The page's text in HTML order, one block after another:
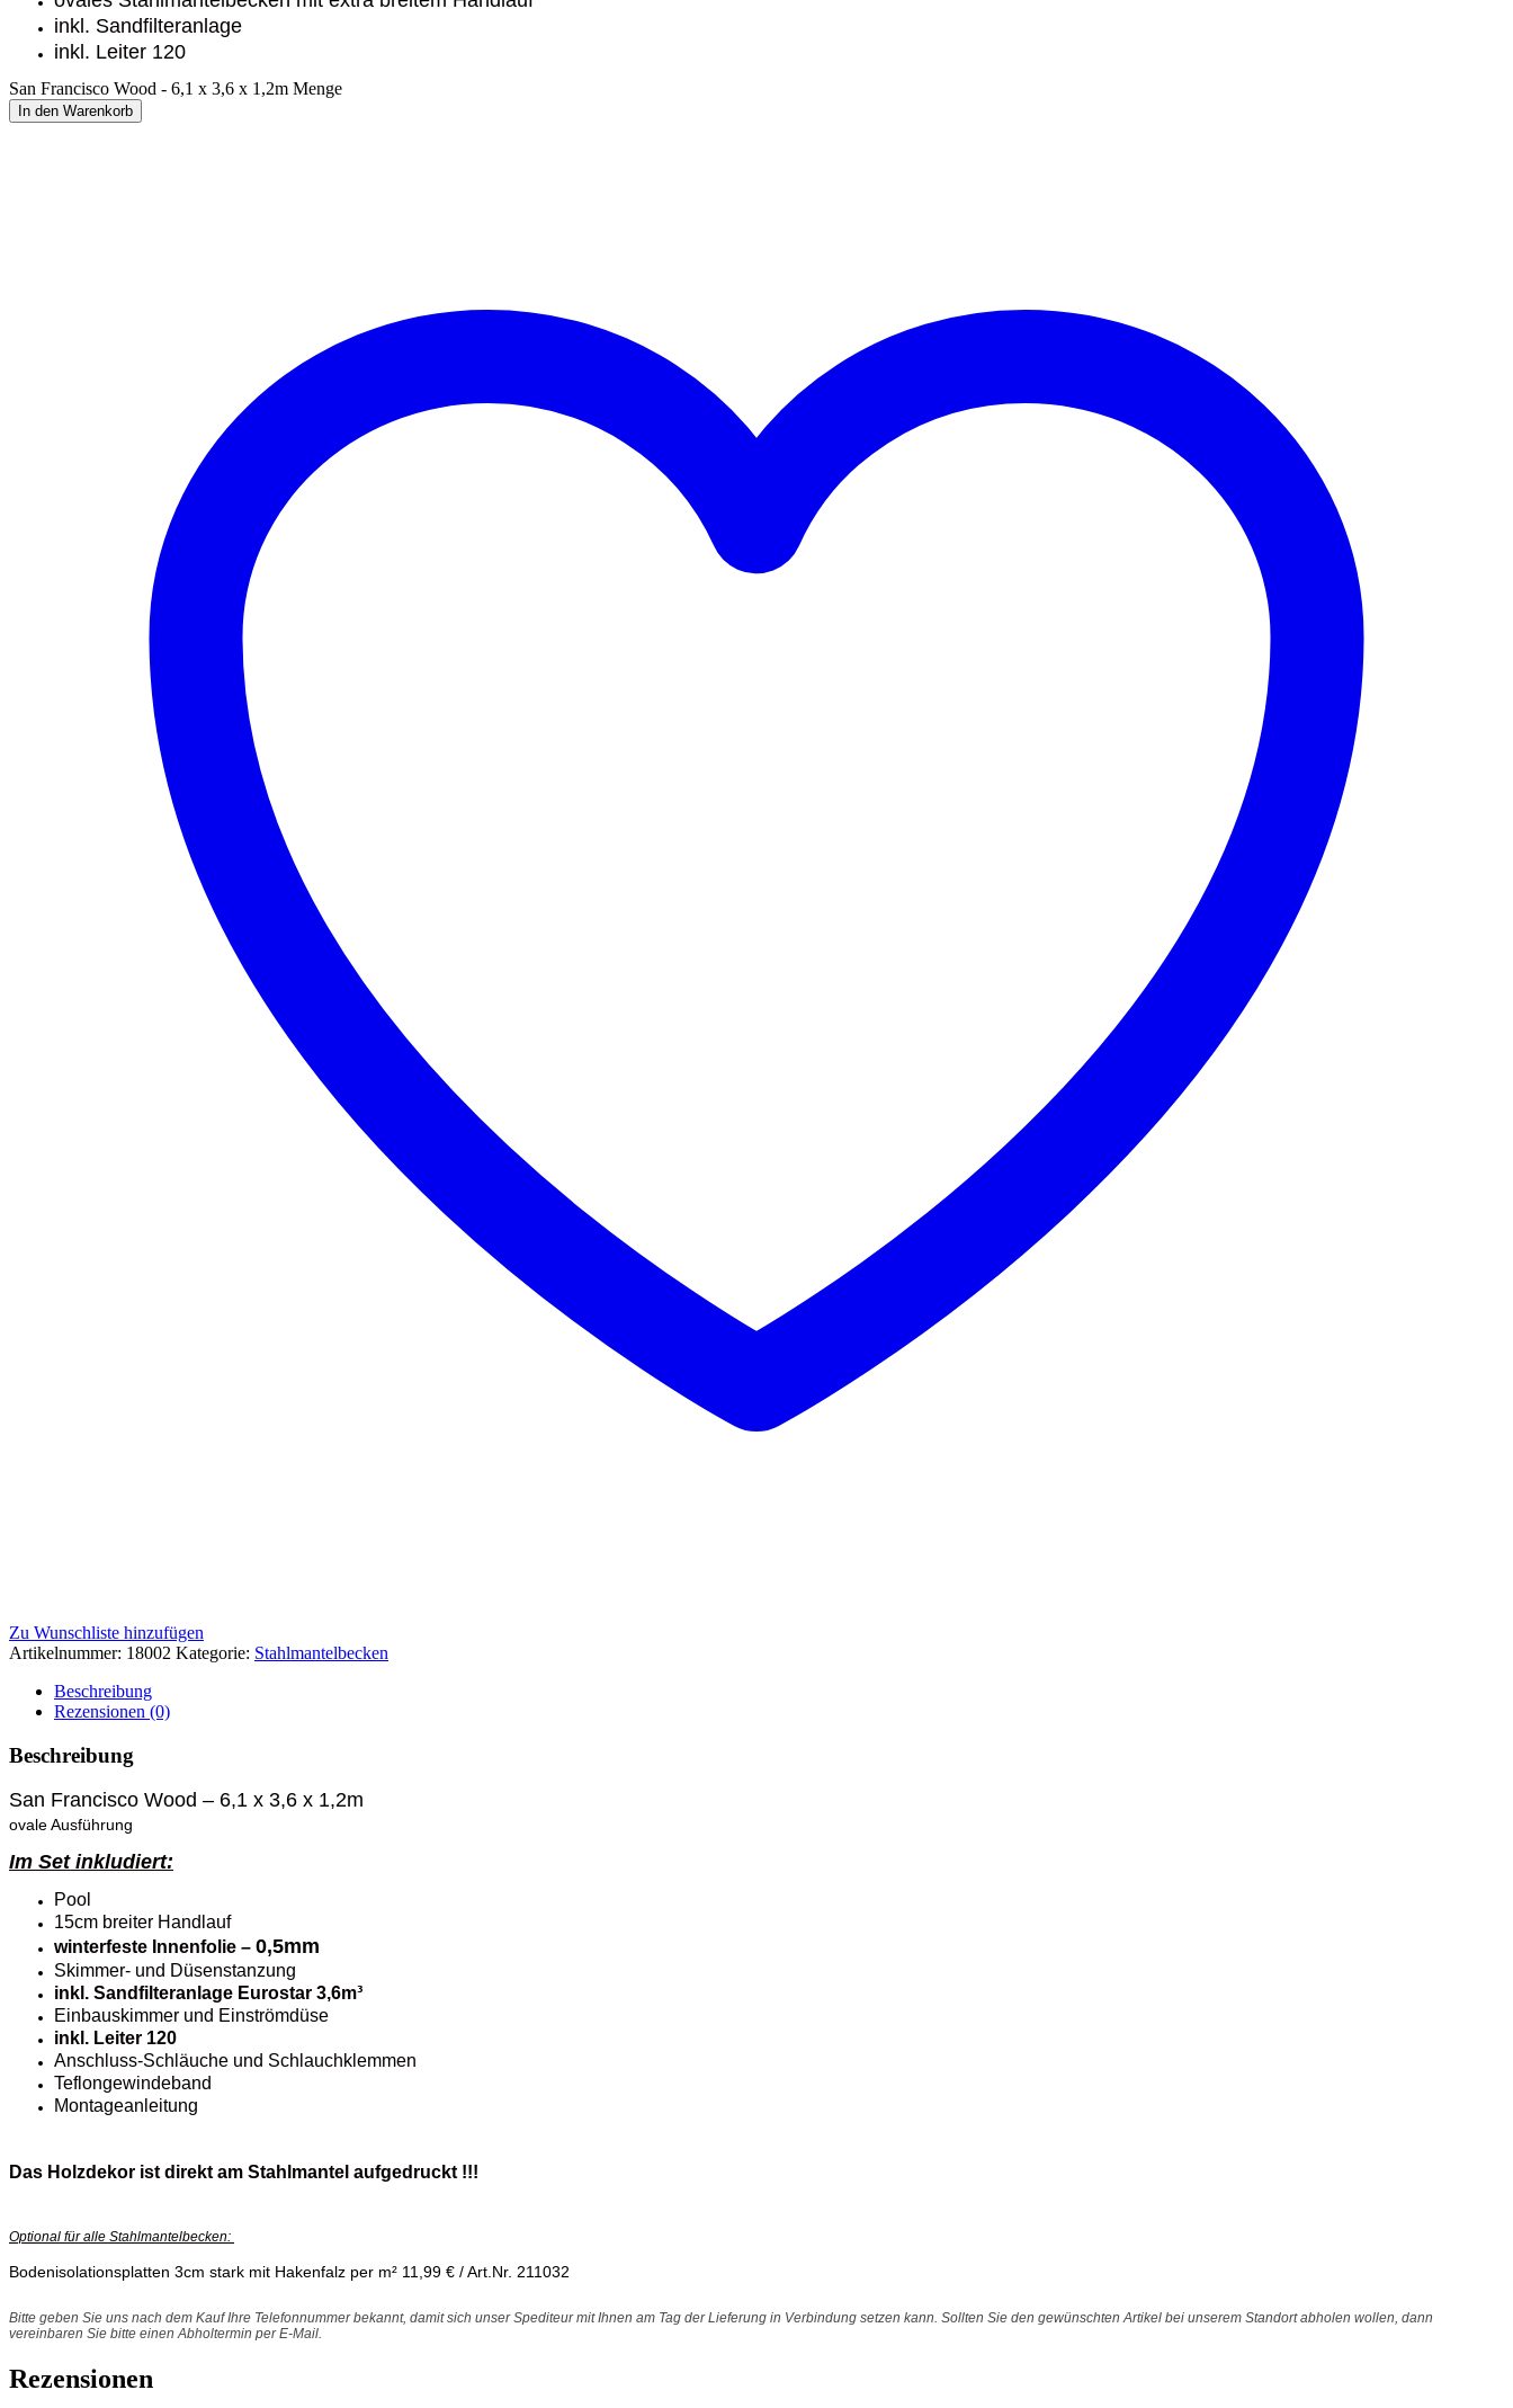
inkl. Sandfilteranlage
inkl. Leiter 120
San Francisco Wood - 6,1 x 3,6 x 1,2m Menge
In den Warenkorb
Zu Wunschliste hinzufügen
Artikelnummer: 18002 Kategorie: Stahlmantelbecken
Beschreibung
Rezensionen (0)
Beschreibung
San Francisco Wood – 6,1 x 3,6 x 1,2m
ovale Ausführung
Im Set inkludiert:
Pool
15cm breiter Handlauf
winterfeste Innenfolie – 0,5mm
Skimmer- und Düsenstanzung
inkl. Sandfilteranlage Eurostar 3,6m³
Einbauskimmer und Einströmdüse
inkl. Leiter 120
Anschluss-Schläuche und Schlauchklemmen
Teflongewindeband
Montageanleitung
Das Holzdekor ist direkt am Stahlmantel aufgedruckt !!!
Optional für alle Stahlmantelbecken:
Bodenisolationsplatten 3cm stark mit Hakenfalz per m² 11,99 € / Art.Nr. 211032
Bitte geben Sie uns nach dem Kauf Ihre Telefonnummer bekannt, damit sich unser Spediteur mit Ihnen am Tag der Lieferung in Verbindung setzen kann. Sollten Sie den gewünschten Artikel bei unserem Standort abholen wollen, dann
vereinbaren Sie bitte einen Abholtermin per E-Mail.
Rezensionen